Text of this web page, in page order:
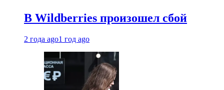
В Wildberries произошел сбой
2 года ago1 год ago